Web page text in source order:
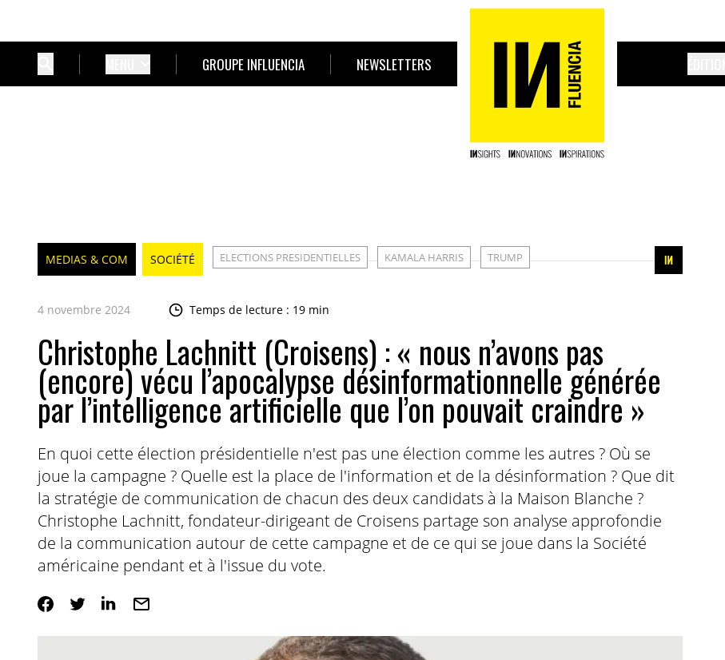
GROUPE INFLUENCIA NEWSLETTERS
MEDIAS & COM SOCIÉTÉ ELECTIONS PRESIDENTIELLES KAMALA HARRIS TRUMP
4 novembre 2024 Temps de lecture : 19 min
Christophe Lachnitt (Croisens) : « nous n’avons pas
(encore) vécu l’apocalypse désinformationnelle générée
par l’intelligence artificielle que l’on pouvait craindre »
En quoi cette élection présidentielle n'est pas une élection comme les autres ? Où se
joue la campagne ? Quelle est la place de l'information et de la désinformation ? Que dit
la stratégie de communication de chacun des deux candidats à la Maison Blanche ?
Christophe Lachnitt, fondateur-dirigeant de Croisens partage son analyse approfondie
de la communication autour de cette campagne et de ce qui se joue dans la Société
américaine pendant et à l'issue du vote.